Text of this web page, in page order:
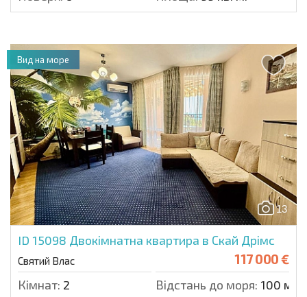
13
ID 15098 Двокімнатна квартира в Скай Дрімс
Святий Влас 117 000 €
Кімнат: 2 Відстань до моря: 100 м.
Вид на море